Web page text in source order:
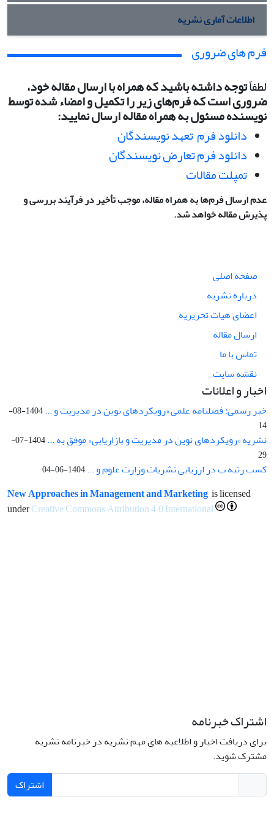
اطلاعات آماری نشریه
فرم های ضروری
لطفاًتوجه داشته باشید که همراه با ارسال مقاله خود،
ضروری است که فرم‌های زیر را تکمیل و امضاء شده توسط
نویسنده مسئول به همراه مقاله ارسال نمایید:
دانلود فرم تعهد نویسندگان
دانلود فرم تعارض نویسندگان
تمپلت مقالات
عدم ارسال فرم‌ها به همراه مقاله، موجب تأخیر در فرآیند بررسی و
پذیرش مقاله خواهد شد.
صفحه اصلی
درباره نشریه
اعضای هیات تحریریه
ارسال مقاله
تماس با ما
نقشه سایت
اخبار و اعلانات
خبر رسمی: فصلنامه علمی «رویکردهای نوین در مدیریت و ...
1404-08-
14
نشریه «رویکردهای نوین در مدیریت و بازاریابی» موفق به ...
1404-07-
29
کسب رتبه ب در ارزیابی نشریات وزارت علوم و ...1404-06-04
New Approaches in Management and Marketing is licensed
underCreative Commons Attribution 4.0 International
اشتراک خبرنامه
برای دریافت اخبار و اطلاعیه های مهم نشریه در خبرنامه نشریه
مشترک شوید.
اشتراک